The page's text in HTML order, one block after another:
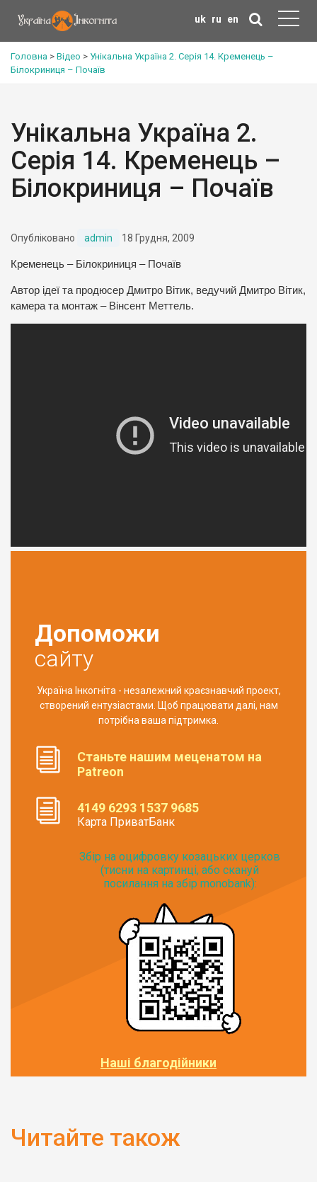
uk ru en
Головна > Відео > Унікальна Україна 2. Серія 14. Кременець –
Білокриниця – Почаїв
Унікальна Україна 2.
Серія 14. Кременець –
Білокриниця – Почаїв
Опубліковано admin 18 Грудня, 2009
Кременець – Білокриниця – Почаїв
Автор ідеї та продюсер Дмитро Вітик, ведучий Дмитро Вітик,
камера та монтаж – Вінсент Меттель.
Допоможи
сайту
Україна Інкогніта - незалежний краєзнавчий проект,
створений ентузіастами. Щоб працювати далі, нам
потрібна ваша підтримка.
Станьте нашим меценатом на
Patreon
4149 6293 1537 9685
Карта ПриватБанк
Збір на оцифровку козацьких церков
(тисни на картинці, або скануй
посилання на збір monobank):
Наші благодійники
Читайте також